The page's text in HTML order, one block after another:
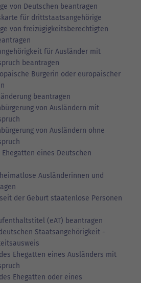
von Deutschen beantragen
für drittstaatsangehörige
von freizügigkeitsberechtigten
für Ausländer mit
beantragen
Bürgerin oder europäischer
beantragen
von Ausländern mit
von Ausländern ohne
Ehegatten eines Deutschen
Ausländerinnen und
der Geburt staatenlose Personen
(eAT) beantragen
Staatsangehörigkeit -
Ehegatten eines Ausländers mit
Ehegatten oder eines